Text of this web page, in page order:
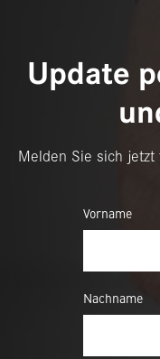
Update
Melden Sie sich
Vorname
Nachname